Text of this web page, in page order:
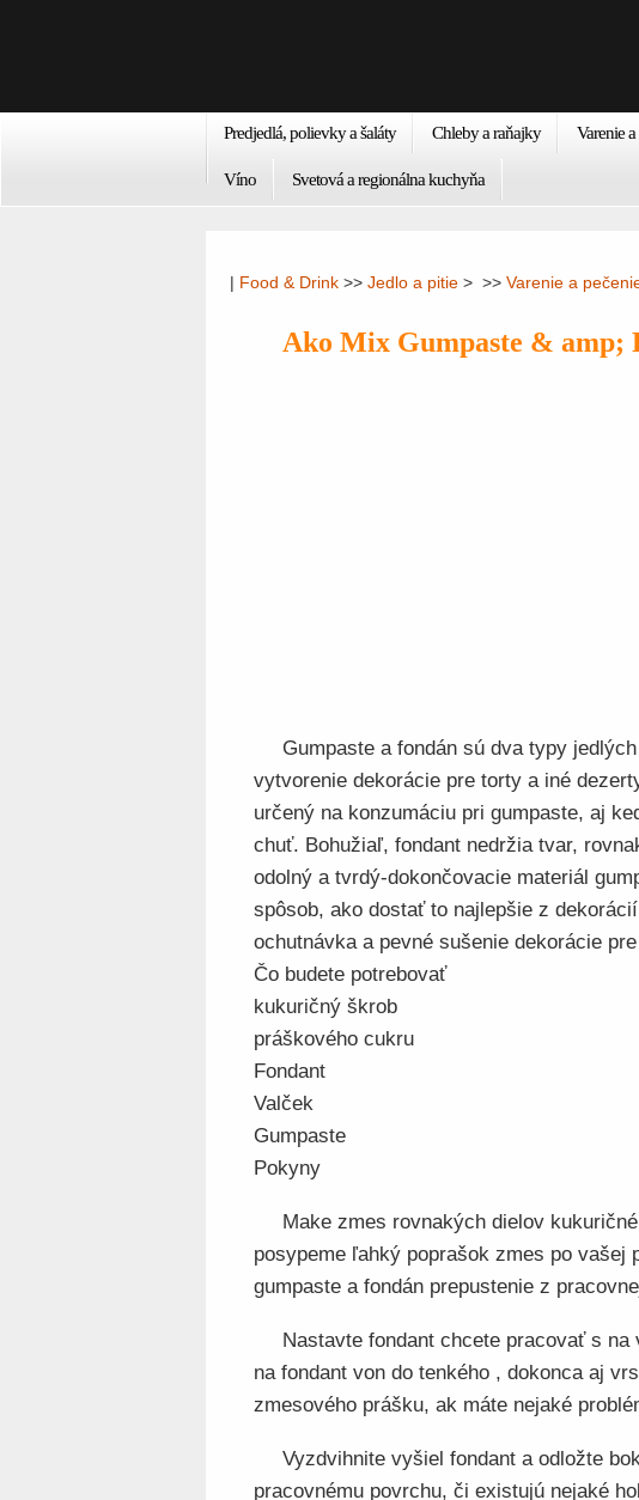
Predjedlá, polievky a šaláty Chleby a raňajky Varenie
Víno Svetová a regionálna kuchyňa
| Food & Drink >> Jedlo a pitie > >> Varenie a
Ako Mix Gumpaste & amp;
Gumpaste a fondán sú dva typy
vytvorenie dekorácie pre torty a iné
určený na konzumáciu pri gumpaste, aj
chuť. Bohužiaľ, fondant nedržia tvar,
odolný a tvrdý-dokončovacie materiál
spôsob, ako dostať to najlepšie z
ochutnávka a pevné sušenie dekorácie
Čo budete potrebovať
kukuričný škrob
práškového cukru
Fondant
Valček
Gumpaste
Pokyny
Make zmes rovnakých dielov
posypeme ľahký poprašok zmes po vašej
gumpaste a fondán prepustenie z
Nastavte fondant chcete pracovať s
na fondant von do tenkého , dokonca aj
zmesového prášku, ak máte nejaké
Vyzdvihnite vyšiel fondant a odložte
pracovnému povrchu, či existujú nejaké